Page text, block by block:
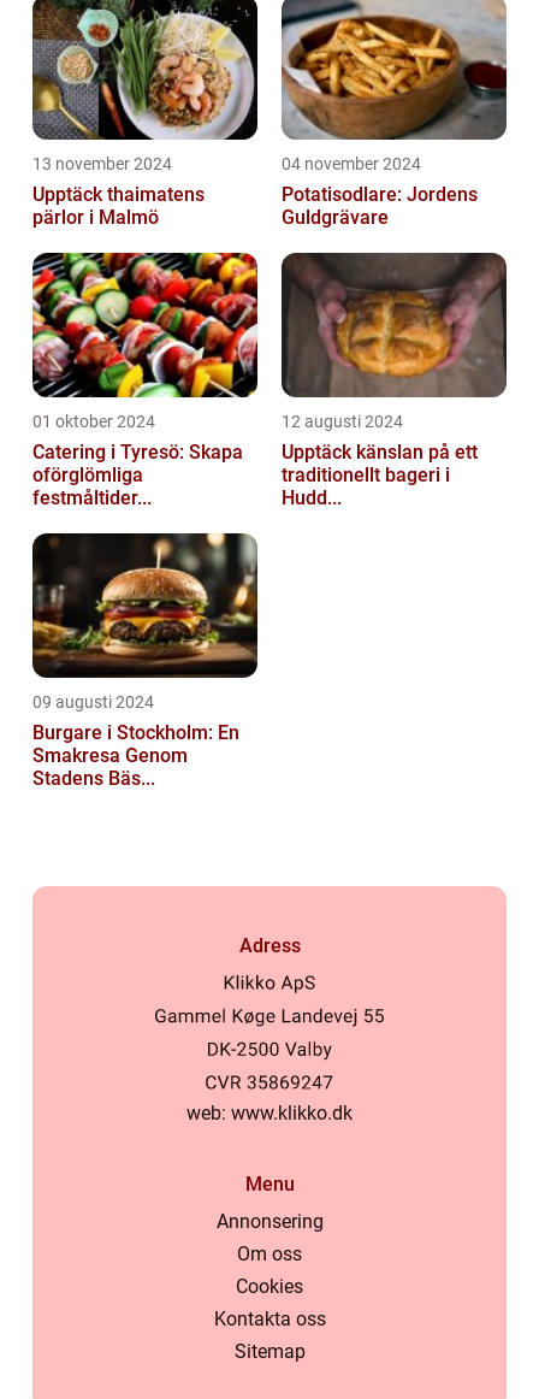
13 november 2024
Upptäck thaimatens
pärlor i Malmö
04 november 2024
Potatisodlare: Jordens
Guldgrävare
01 oktober 2024
Catering i Tyresö: Skapa
oförglömliga
festmåltider...
12 augusti 2024
Upptäck känslan på ett
traditionellt bageri i
Hudd...
09 augusti 2024
Burgare i Stockholm: En
Smakresa Genom
Stadens Bäs...
Adress
web: www.klikko.dk
Menu
Annonsering
Om oss
Cookies
Kontakta oss
Sitemap